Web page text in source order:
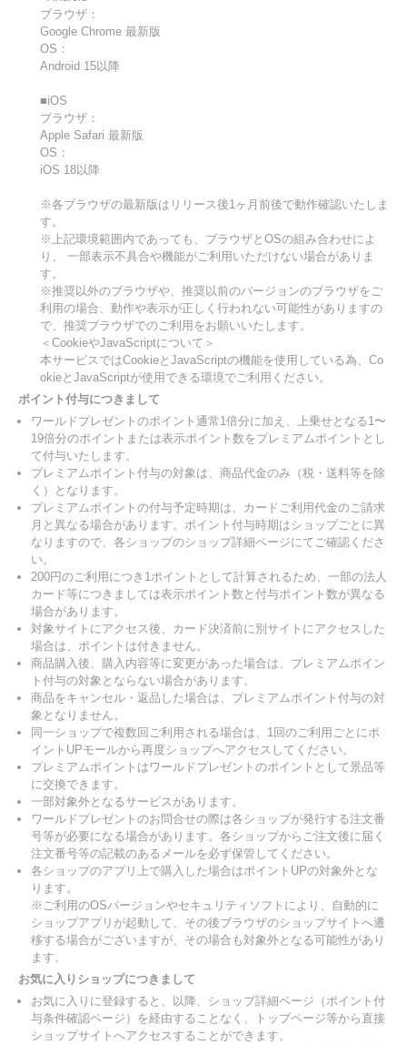
ブラウザ：
Google Chrome 最新版
OS：
Android 15以降
■iOS
ブラウザ：
Apple Safari 最新版
OS：
iOS 18以降
※各ブラウザの最新版はリリース後1ヶ月前後で動作確認いたしま
す。
※上記環境範囲内であっても、ブラウザとOSの組み合わせによ
り、 一部表示不具合や機能がご利用いただけない場合がありま
す。
※推奨以外のブラウザや、推奨以前のバージョンのブラウザをご
利用の場合、動作や表示が正しく行われない可能性がありますの
で、推奨ブラウザでのご利用をお願いいたします。
＜CookieやJavaScriptについて＞
本サービスではCookieとJavaScriptの機能を使用している為、Co
okieとJavaScriptが使用できる環境でご利用ください。
ポイント付与につきまして
ワールドプレゼントのポイント通常1倍分に加え、上乗せとなる1〜
19倍分のポイントまたは表示ポイント数をプレミアムポイントとし
て付与いたします。
プレミアムポイント付与の対象は、商品代金のみ（税・送料等を除
く）となります。
プレミアムポイントの付与予定時期は、カードご利用代金のご請求
月と異なる場合があります。ポイント付与時期はショップごとに異
なりますので、各ショップのショップ詳細ページにてご確認くださ
い。
200円のご利用につき1ポイントとして計算されるため、一部の法人
カード等につきましては表示ポイント数と付与ポイント数が異なる
場合があります。
対象サイトにアクセス後、カード決済前に別サイトにアクセスした
場合は、ポイントは付きません。
商品購入後、購入内容等に変更があった場合は、プレミアムポイン
ト付与の対象とならない場合があります。
商品をキャンセル・返品した場合は、プレミアムポイント付与の対
象となりません。
同一ショップで複数回ご利用される場合は、1回のご利用ごとにポ
イントUPモールから再度ショップへアクセスしてください。
プレミアムポイントはワールドプレゼントのポイントとして景品等
に交換できます。
一部対象外となるサービスがあります。
ワールドプレゼントのお問合せの際は各ショップが発行する注文番
号等が必要になる場合があります。各ショップからご注文後に届く
注文番号等の記載のあるメールを必ず保管してください。
各ショップのアプリ上で購入した場合はポイントUPの対象外とな
ります。
※ご利用のOSバージョンやセキュリティソフトにより、自動的に
ショップアプリが起動して、その後ブラウザのショップサイトへ遷
移する場合がございますが、その場合も対象外となる可能性があり
ます。
お気に入りショップにつきまして
お気に入りに登録すると、以降、ショップ詳細ページ（ポイント付
与条件確認ページ）を経由することなく、トップページ等から直接
ショップサイトへアクセスすることができます。